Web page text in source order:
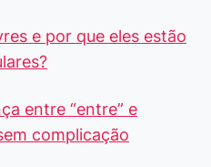
e por que eles estão
entre “entre” e
complicação